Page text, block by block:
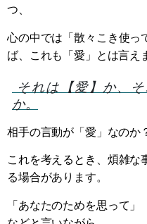
つ、
心の中では「散々こき使っ
ば、これも「愛」とは言え
それは【愛】か、
か。
相手の言動が「愛」なのか
これを考えるとき、煩雑な
る場合があります。
「あなたのためを思って」